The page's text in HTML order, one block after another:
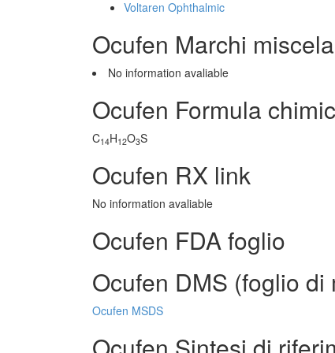
Voltaren Ophthalmic
Ocufen Marchi miscela
No information avaliable
Ocufen Formula
C14H12O3S
Ocufen RX link
No information avaliable
Ocufen FDA foglio
Ocufen DMS (foglio
Ocufen MSDS